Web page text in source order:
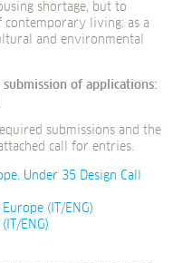
shortage, but to
living: as a
and environmental
of applications:
submissions and the
call for entries.
Under 35 Design Call
(IT/ENG)
ENG)